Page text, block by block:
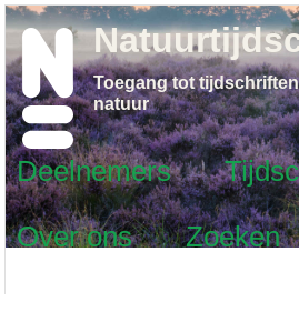
Deelnemers
Over ons
Zoeken
Toegang tot
natuur